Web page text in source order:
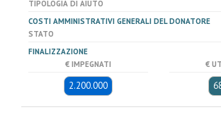
TIPOLOGIA DI AIUTO
COSTI AMMINISTRATIVI GENERALI DEL DONATORE
STATO
FINALIZZAZIONE
€ IMPEGNATI
2.200.000
€